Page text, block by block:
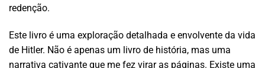
redenção.
Este livro é uma exploração detalhada e envolvente da vida
de Hitler. Não é apenas um livro de história, mas uma
narrativa cativante que me fez virar as páginas. Existe uma